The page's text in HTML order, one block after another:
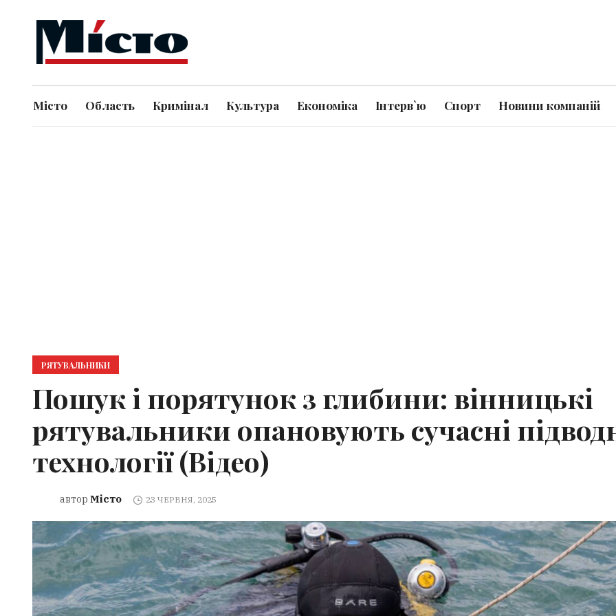
Місто Область Кримінал Культура Економіка Інтерв`ю Спорт Новини компаній
РЯТУВАЛЬНИКИ
Пошук і порятунок з глибини: вінницькі
рятувальники опановують сучасні
технології (Відео)
автор Місто 23 ЧЕРВНЯ, 2025